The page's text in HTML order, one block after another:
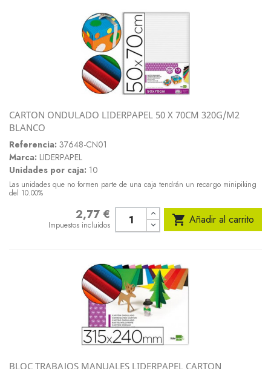
CARTON ONDULADO LIDERPAPEL 50 X 70CM 320G/M2
BLANCO
Referencia: 37648-CN01
Marca: LIDERPAPEL
Unidades por caja: 10
Las unidades que no formen parte de una caja tendrán un recargo minipiking
del 10.00%
2,77 €
Impuestos incluidos  Añadir al carrito
BLOC TRABAJOS MANUALES LIDERPAPEL CARTON